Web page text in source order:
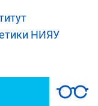
НИЯУ